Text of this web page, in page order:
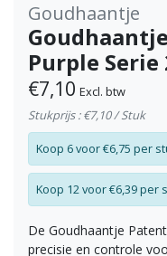
Goudhaantje
Purple Serie
€7,10 Excl. btw
Stukprijs : €7,10 / Stuk
Koop 6 voor €6,75 per
Koop 12 voor €6,39 per
De Goudhaantje
precisie en controle